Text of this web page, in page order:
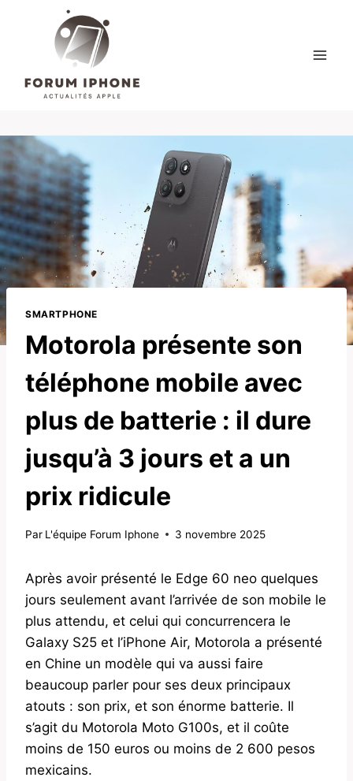
SMARTPHONE
Motorola présente son
téléphone mobile avec
plus de batterie : il dure
jusqu’à 3 jours et a un
prix ridicule
Par L'équipe Forum Iphone 3 novembre 2025
Après avoir présenté le Edge 60 neo quelques
jours seulement avant l’arrivée de son mobile le
plus attendu, et celui qui concurrencera le
Galaxy S25 et l’iPhone Air, Motorola a présenté
en Chine un modèle qui va aussi faire
beaucoup parler pour ses deux principaux
atouts : son prix, et son énorme batterie. Il
s’agit du Motorola Moto G100s, et il coûte
moins de 150 euros ou moins de 2 600 pesos
mexicains.